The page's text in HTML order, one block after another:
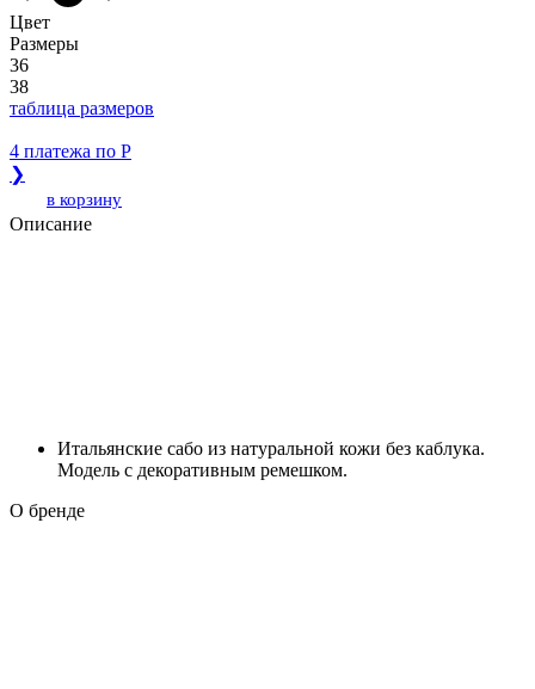
Цвет
Размеры
36
38
таблица размеров
4 платежа по Р
❯
в корзину
Описание
Итальянские сабо из натуральной кожи без каблука.
Модель с декоративным ремешком.
О бренде